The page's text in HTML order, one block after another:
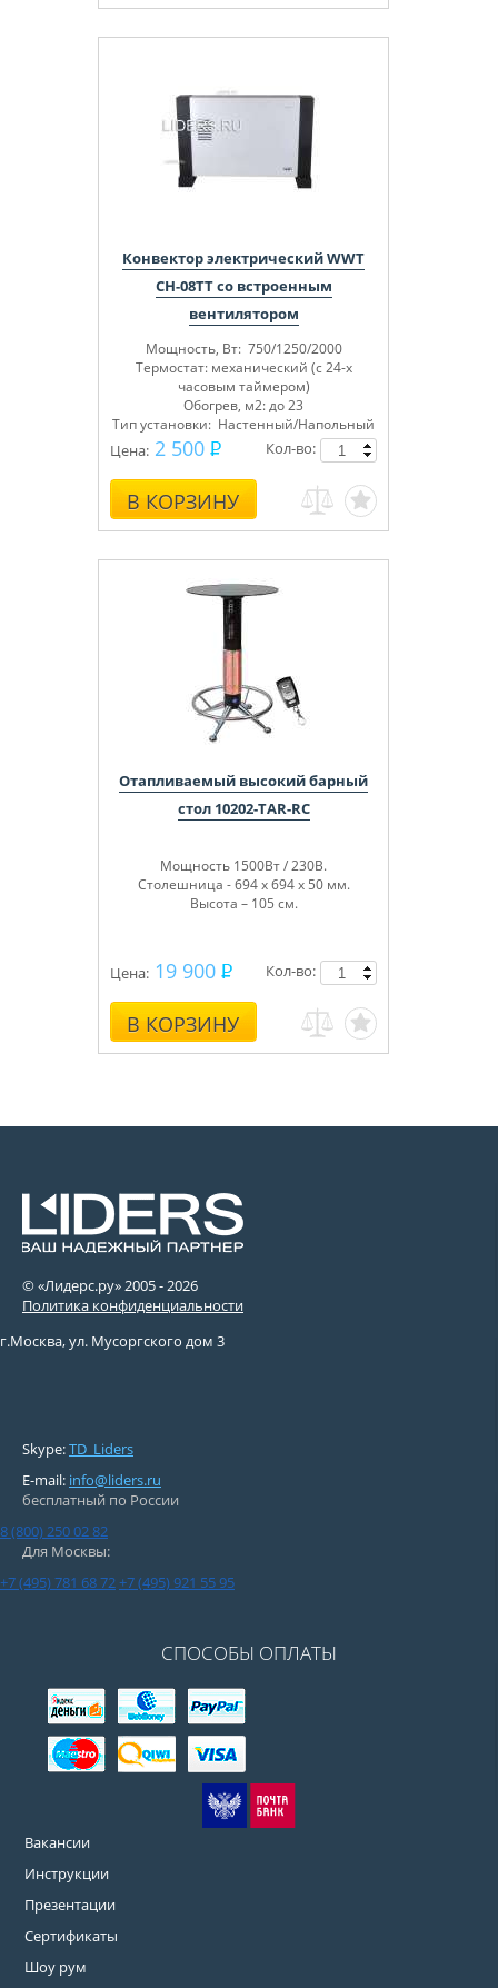
Конвектор электрический WWT
CH-08TT со встроенным
вентилятором
Мощность, Вт: 750/1250/2000
Термостат: механический (с 24-х
часовым таймером)
Обогрев, м2: до 23
Тип установки: Настенный/Напольный
Цена: 2 500
В КОРЗИНУ
Кол-во:
Отапливаемый высокий барный
стол 10202-TAR-RC
Мощность 1500Вт / 230В.
Столешница - 694 х 694 х 50 мм.
Высота – 105 см.
Цена: 19 900
В КОРЗИНУ
Кол-во:
© «Лидерс.ру» 2005 -2026
Политика конфиденциальности
г.Москва, ул. Мусоргского дом 3
Skype:TD_Liders
E-mail: info@liders.ru
бесплатный по России
8 (800) 250 02 82
Для Москвы:
+7 (495) 781 68 72+7 (495) 921 55 95
СПОСОБЫ ОПЛАТЫ
Вакансии
Инструкции
Презентации
Сертификаты
Шоу рум